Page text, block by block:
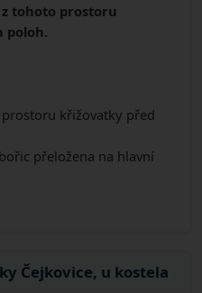
z tohoto prostoru
poloh.
křižovatky před
přeložena na hlavní
Čejkovice, u kostela